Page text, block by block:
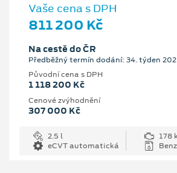
Vaše cena s DPH
811 200 Kč
Na cestě do ČR
Předběžný termín dodání: 34. týden
Původní cena s DPH
1 118 200 Kč
Cenové zvýhodnění
307 000 Kč
2.5 l
178
eCVT automatická